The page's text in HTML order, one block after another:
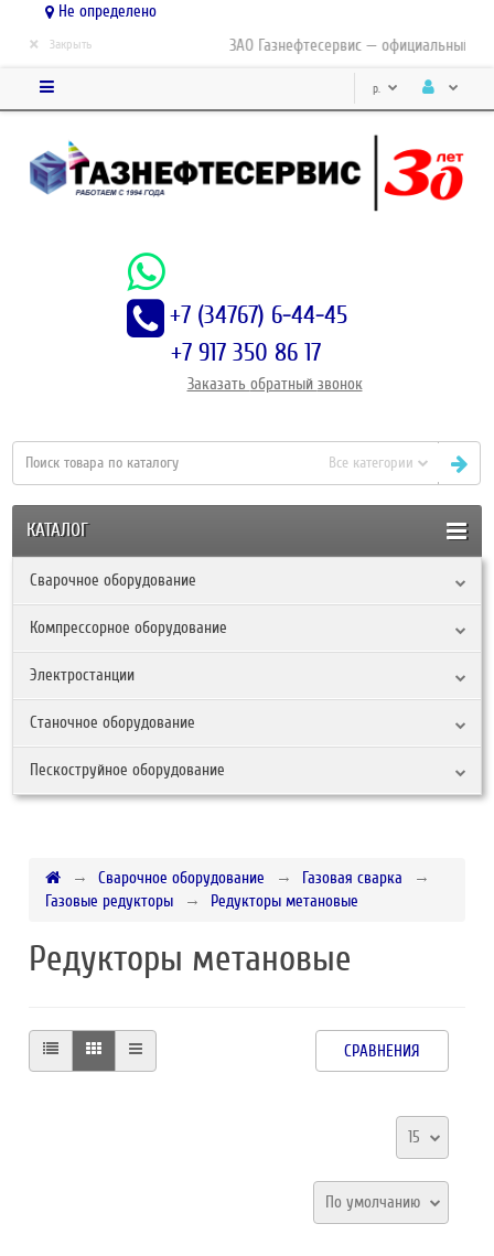
Не определено
ЗАО Газнефтесервис — официальный
× Закрыть
р.
+7 (34767) 6-44-45
+7 917 350 86 17
Заказать обратный звонок
Все категории
КАТАЛОГ
Сварочное оборудование
Компрессорное оборудование
Электростанции
Станочное оборудование
Пескоструйное оборудование
Сварочное оборудование
Газовая сварка
Газовые редукторы
Редукторы метановые
Редукторы метановые
СРАВНЕНИЯ
15
По умолчанию